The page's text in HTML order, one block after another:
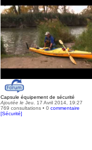
Capsule équipement de sécurité
Ajoutée le Jeu. 17 Avril 2014, 19:27
769 consultations • 0 commentaire
[Sécurité]